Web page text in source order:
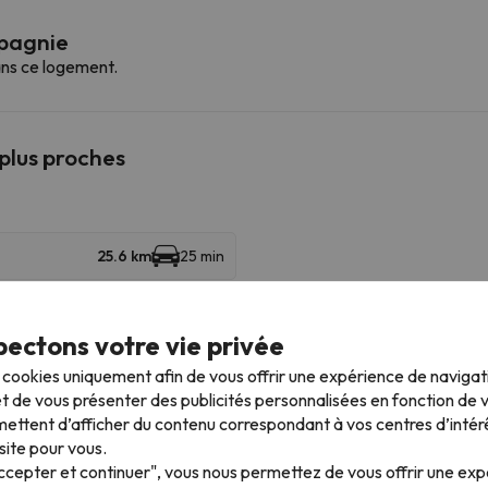
ce logement.
proches
25.6 km 25 min
31.2 km 31 min
pouvez accéder à plusieurs stations et profiter de 101 km de
votre vie privée
cookies uniquement afin de vous offrir une expérience de
de vous présenter des publicités personnalisées en fonction de
d’afficher du contenu correspondant à vos centres
pour vous.
et continuer", vous nous permettez de vous offrir une